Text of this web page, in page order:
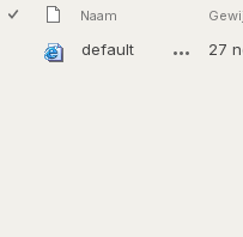
Naam
default 27